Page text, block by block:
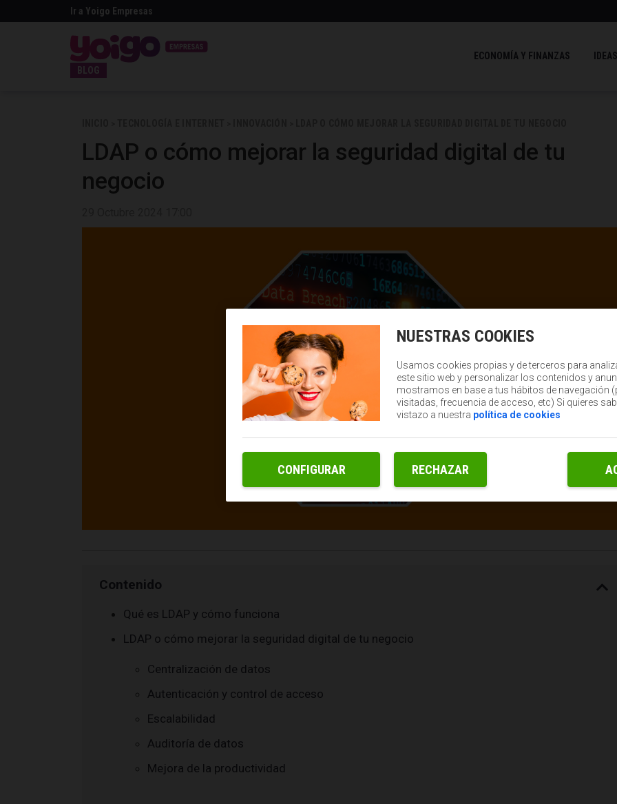
Ir a Yoigo Empresas
BLOG
ECONOMÍA Y FINANZAS
LDAP o cómo mejorar la seguridad digital de tu
negocio
Contenido
Qué es LDAP y cómo funciona
LDAP o cómo mejorar la seguridad digital de tu negocio
Centralización de datos
Autenticación y control de acceso
Escalabilidad
Auditoría de datos
Mejora de la productividad
NUESTRAS COOKIES
Usamos cookies propias y de terceros para
este sitio web y personalizar los contenidos y
mostramos en base a tus hábitos de navegación
visitadas, frecuencia de acceso, etc) Si quieres
vistazo a nuestra política de cookies
RECHAZAR
CONFIGURAR